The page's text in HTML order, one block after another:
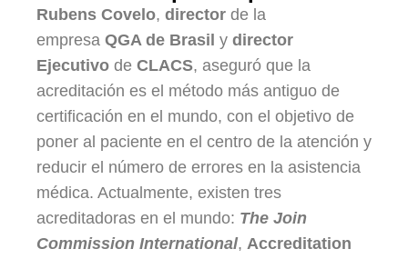
Rubens Covelo, director de la
empresa QGA de Brasil y director
Ejecutivo de CLACS, aseguró que la
acreditación es el método más antiguo de
certificación en el mundo, con el objetivo de
poner al paciente en el centro de la atención y
reducir el número de errores en la asistencia
médica. Actualmente, existen tres
acreditadoras en el mundo: The Join
Commission International, Accreditation